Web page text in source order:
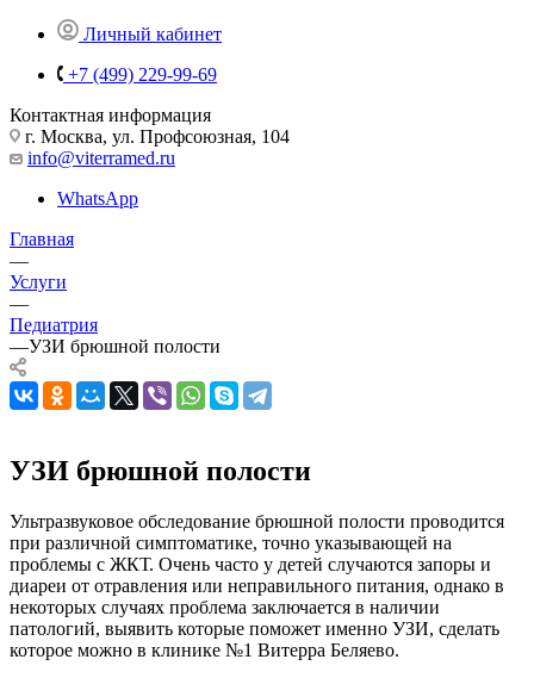
Личный кабинет
+7 (499) 229-99-69
Контактная информация
г. Москва, ул. Профсоюзная, 104
info@viterramed.ru
WhatsApp
Главная
—
Услуги
—
Педиатрия
—УЗИ брюшной полости
УЗИ брюшной полости
Ультразвуковое обследование брюшной полости проводится
при различной симптоматике, точно указывающей на
проблемы с ЖКТ. Очень часто у детей случаются запоры и
диареи от отравления или неправильного питания, однако в
некоторых случаях проблема заключается в наличии
патологий, выявить которые поможет именно УЗИ, сделать
которое можно в клинике №1 Витерра Беляево.